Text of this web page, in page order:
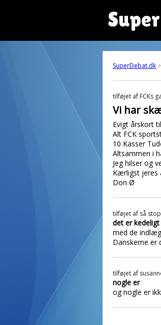
SuperDebat.dk
tilføjet af FCKs
Vi har
Evigt årskort
Alt FCK
10 Kasser
Altsammen i
Jeg hilser og
Kærligst jeres
Don Ø
tilføjet af så
det er kedeligt
med de
Danskerne er
tilføjet af
nogle er
og nogle er